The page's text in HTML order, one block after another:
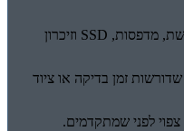
אבחון, תוכנה, רשת, מדפסות, SSD וזיכרון
זמן בדיקה או ציוד
לפני שמתקדמים.